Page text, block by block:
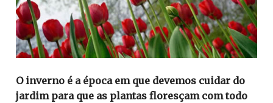
O inverno é a época em que devemos cuidar do
jardim para que as plantas floresçam com todo